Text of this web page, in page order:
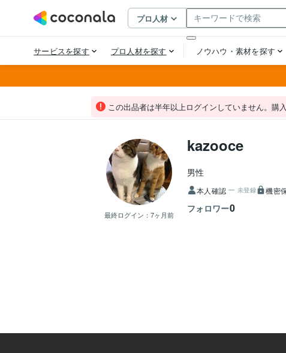
この出品者は半年以上ログインしていません。購
最終ログイン： 7ヶ月前
kazooce
男性
本人確認 未登録 機密
フォロワー0